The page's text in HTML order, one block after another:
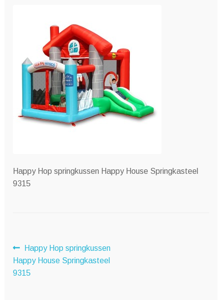
Happy Hop springkussen Happy House Springkasteel
9315
Bericht
navigatie
Vorig
bericht:
Happy Hop springkussen
Happy House Springkasteel
9315